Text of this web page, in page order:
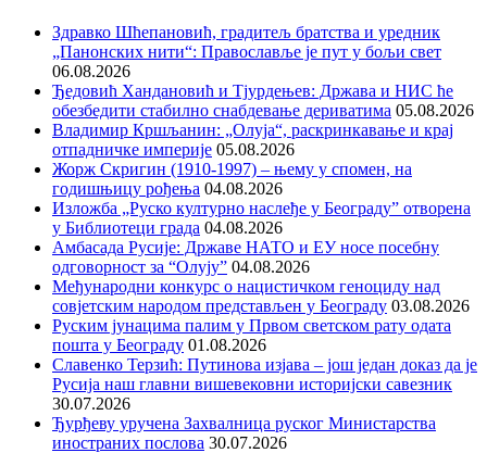
Здравко Шћепановић, градитељ братства и уредник
„Панонских нити“: Православље је пут у бољи свет
06.08.2026
Ђедовић Хандановић и Тјурдењев: Држава и НИС ће
обезбедити стабилно снабдевање дериватима 05.08.2026
Владимир Кршљанин: „Олуја“, раскринкавање и крај
отпадничке империје 05.08.2026
Жорж Скригин (1910-1997) – њему у спомен, на
годишњицу рођења 04.08.2026
Изложба „Руско културно наслеђе у Београду” отворена
у Библиотеци града 04.08.2026
Амбасада Русије: Државе НАТО и ЕУ носе посебну
одговорност за “Олују” 04.08.2026
Међународни конкурс о нацистичком геноциду над
совјетским народом представљен у Београду 03.08.2026
Руским јунацима палим у Првом светском рату одата
пошта у Београду 01.08.2026
Славенко Терзић: Путинова изјава – још један доказ да је
Русија наш главни вишевековни историјски савезник
30.07.2026
Ђурђеву уручена Захвалница руског Министарства
иностраних послова 30.07.2026